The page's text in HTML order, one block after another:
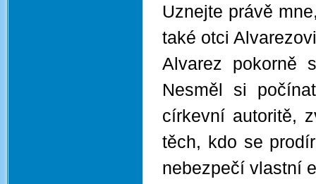
Uznejte právě
také otci
Alvarez pokorně
Nesměl si
církevní autoritě,
těch, kdo se
nebezpečí vlastní